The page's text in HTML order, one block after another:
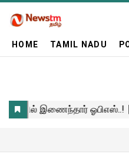
HOME TAMIL NADU